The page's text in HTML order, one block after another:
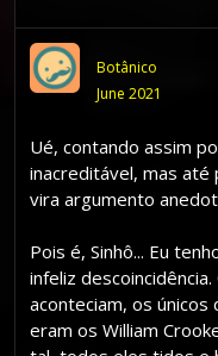
Botânico
June 2021
Ué, contando assim
inacreditável, mas até
vira argumento
Pois é, Sinhô... Eu
infeliz
aconteciam, os
eram os William